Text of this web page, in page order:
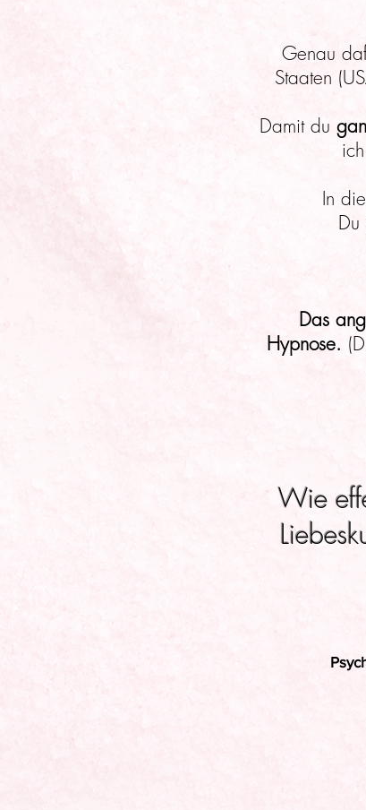
Genau
Staaten
Damit du
In
Das
Hypnose. (
Wie